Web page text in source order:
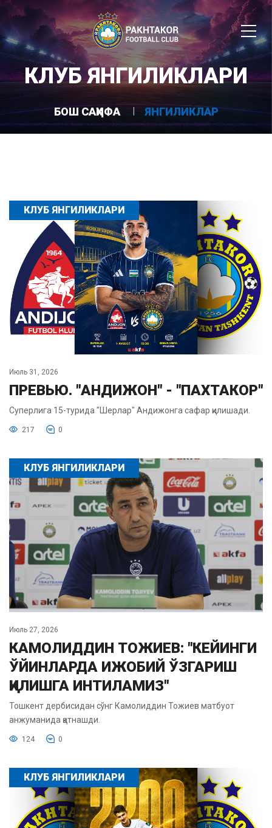
КЛУБ ЯНГИЛИКЛАРИ
БОШ САҲИФА ЯНГИЛИКЛАР
КЛУБ ЯНГИЛИКЛАРИ
Июль 31, 2026
ПРЕВЬЮ. "АНДИЖОН" - "ПАХТАКОР"
Суперлига 15-турида "Шерлар" Андижонга сафар қилишади.
217 0
КЛУБ ЯНГИЛИКЛАРИ
Июль 27, 2026
КАМОЛИДДИН ТОЖИЕВ: "КЕЙИНГИ
ЎЙИНЛАРДА ИЖОБИЙ ЎЗГАРИШ
ҚИЛИШГА ИНТИЛАМИЗ"
Тошкент дербисидан сўнг Камолиддин Тожиев матбуот
анжуманида қатнашди.
124 0
КЛУБ ЯНГИЛИКЛАРИ